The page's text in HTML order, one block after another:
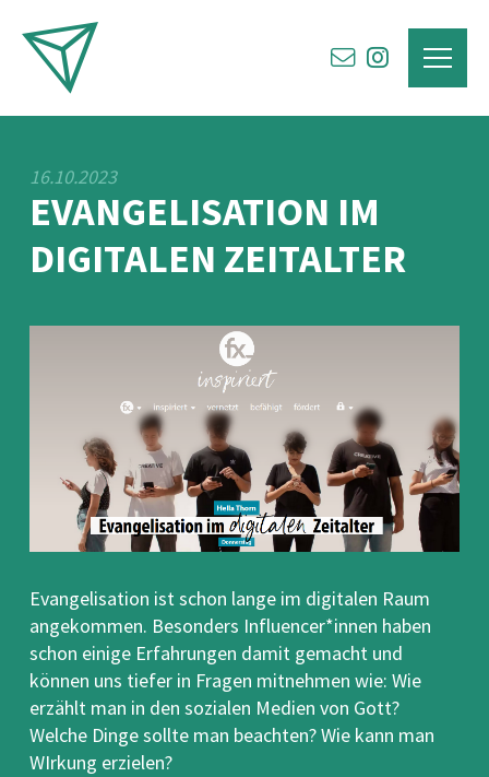
16.10.2023
EVANGELISATION IM
DIGITALEN ZEITALTER
Evangelisation ist schon lange im digitalen Raum
angekommen. Besonders Influencer*innen haben
schon einige Erfahrungen damit gemacht und
können uns tiefer in Fragen mitnehmen wie: Wie
erzählt man in den sozialen Medien von Gott?
Welche Dinge sollte man beachten? Wie kann man
WIrkung erzielen?